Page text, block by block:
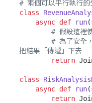
# 兩個可以平行執行的
class
async def run(
# 假設這裡
# 為了安全
把結果「傳遞」下去
return
class
async def run(
return